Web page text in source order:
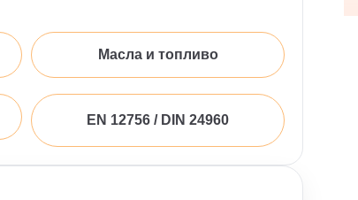
Масла и топливо
EN 12756 / DIN 24960